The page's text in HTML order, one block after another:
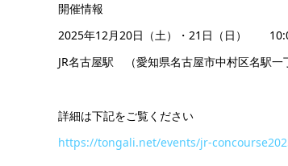
開催情報
2025年12月20日（土）・21日（日）
JR名古屋駅 （愛知県名古屋市中村区名駅
詳細は下記をご覧ください
https://tongali.net/events/jr-